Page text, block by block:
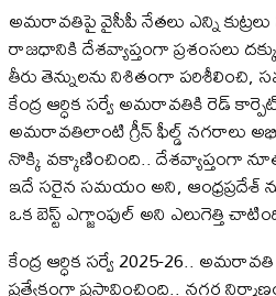
అమరావతిపై వైసీపీ నేతలు ఎన్ని
రాజధానికి దేశవ్యాప్తంగా ప్రశంసలు
తీరు తెన్నులను నిశితంగా పరిశీలించి,
కేంద్ర ఆర్ధిక సర్వే అమరావతికి రెడ్‌
అమరావతిలాంటి గ్రీన్‌ ఫీల్డ్‌ నగరాలు
నొక్కి వక్కాణించింది.. దేశవ్యాప్తంగా
ఇదే సరైన సమయం అని,
ఒక బెస్ట్ ఎగ్జాంపుల్‌ అని ఎలుగెత్తి
కేంద్ర ఆర్ధిక సర్వే 2025-26..
ప్రత్యేకంగా ప్రస్తావించింది.. నగర